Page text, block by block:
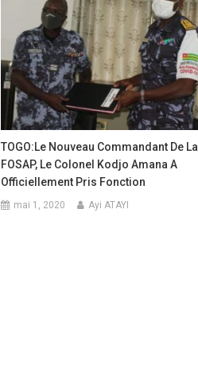
TOGO:Le Nouveau Commandant De La
FOSAP, Le Colonel Kodjo Amana A
Officiellement Pris Fonction
mai 1, 2020 Ayi ATAYI